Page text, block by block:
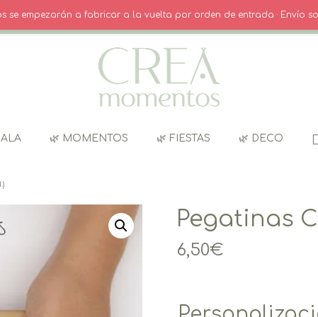
· INICIO SESIÓN / REGISTRO CARRITO
🌿 MOMENTOS 🌿 FIESTAS 🌿 DECO
Pegatinas
6,50€
empezarán a fabricar a la vuelta por orden de entrada · Envío